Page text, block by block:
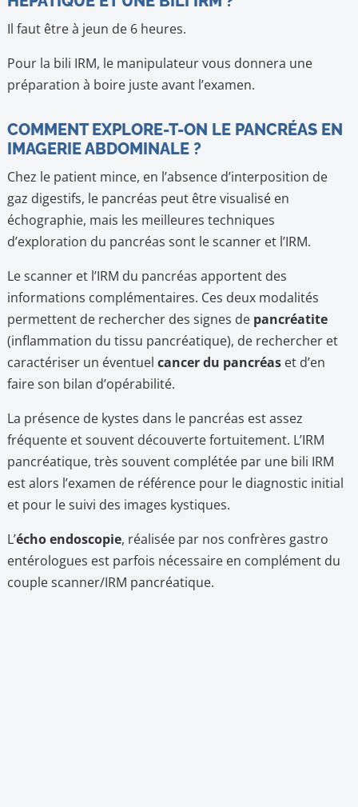
Il faut être à jeun de 6 heures.
Pour la bili IRM, le manipulateur vous donnera une
préparation à boire juste avant l’examen.
COMMENT EXPLORE-T-ON LE PANCRÉAS EN
IMAGERIE ABDOMINALE ?
Chez le patient mince, en l’absence d’interposition de
gaz digestifs, le pancréas peut être visualisé en
échographie, mais les meilleures techniques
d’exploration du pancréas sont le scanner et l’IRM.
Le scanner et l’IRM du pancréas apportent des
informations complémentaires. Ces deux modalités
permettent de rechercher des signes de pancréatite
(inflammation du tissu pancréatique), de rechercher et
caractériser un éventuel cancer du pancréaset d’en
faire son bilan d’opérabilité.
La présence de kystes dans le pancréas est assez
fréquente et souvent découverte fortuitement. L’IRM
pancréatique, très souvent complétée par une bili IRM
est alors l’examen de référence pour le diagnostic initial
et pour le suivi des images kystiques.
L’écho endoscopie, réalisée par nos confrères gastro
entérologues est parfois nécessaire en complément du
couple scanner/IRM pancréatique.